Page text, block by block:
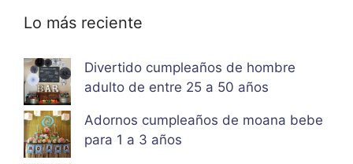
Lo más reciente
Divertido cumpleaños de hombre
adulto de entre 25 a 50 años
Adornos cumpleaños de moana bebe
para 1 a 3 años